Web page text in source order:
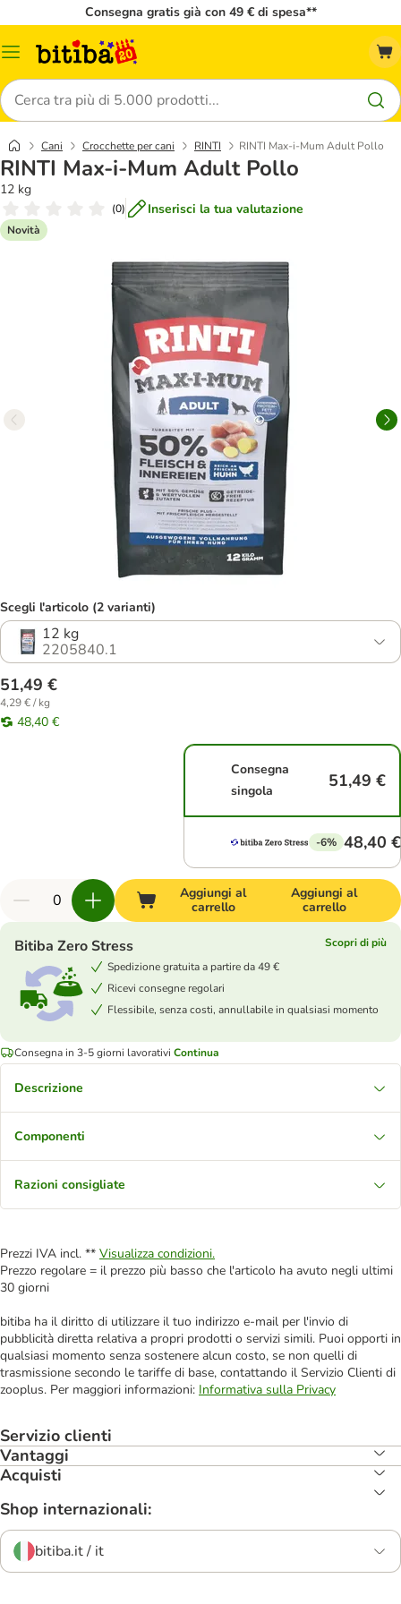
Consegna gratis già con 49 € di spesa**
Overview
Cerca
Cani Crocchette per cani RINTI RINTI Max-i-Mum Adult Pollo
RINTI Max-i-Mum Adult Pollo
12 kg
(0) Inserisci la tua valutazione
Novità
Scegli l'articolo (2 varianti)
12 kg
2205840.1
51,49 €
4,29 € / kg
48,40 €
Consegna
singola
51,49 €
-6% 48,40 €
Aggiungi al
carrello
Aggiungi al
carrello
Bitiba Zero Stress
Scopri di più
Spedizione gratuita a partire da 49 €
Ricevi consegne regolari
Flessibile, senza costi, annullabile in qualsiasi momento
Consegna in 3-5 giorni lavorativi Continua
Descrizione
Componenti
Razioni consigliate
Prezzi IVA incl. ** Visualizza condizioni.
Prezzo regolare = il prezzo più basso che l'articolo ha avuto negli ultimi
30 giorni
bitiba ha il diritto di utilizzare il tuo indirizzo e-mail per l'invio di
pubblicità diretta relativa a propri prodotti o servizi simili. Puoi opporti in
qualsiasi momento senza sostenere alcun costo, se non quelli di
trasmissione secondo le tariffe di base, contattando il Servizio Clienti di
zooplus. Per maggiori informazioni: Informativa sulla Privacy
Servizio clienti
Vantaggi
Acquisti
Shop internazionali:
bitiba.it / it